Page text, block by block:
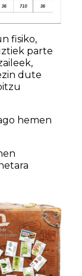
fisiko,
parte
dute
hemen